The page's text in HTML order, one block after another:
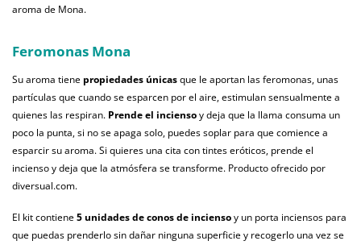
aroma de Mona.
Feromonas Mona
Su aroma tiene propiedades únicasque le aportan las feromonas, unas
partículas que cuando se esparcen por el aire, estimulan sensualmente a
quienes las respiran. Prende el inciensoy deja que la llama consuma un
poco la punta, si no se apaga solo, puedes soplar para que comience a
esparcir su aroma. Si quieres una cita con tintes eróticos, prende el
incienso y deja que la atmósfera se transforme. Producto ofrecido por
diversual.com.
El kit contiene5 unidades de conos de inciensoy un porta inciensos para
que puedas prenderlo sin dañar ninguna superficie y recogerlo una vez se